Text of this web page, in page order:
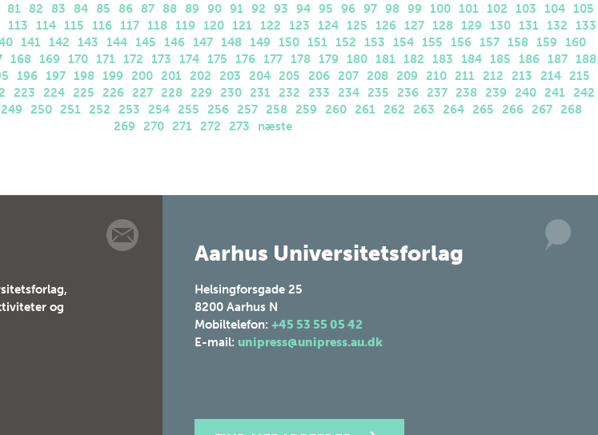
81 82 83 84 85 86 87 88 89 90 91 92 93 94 95 96 97 98 99 100 101 102 103 104 105
113 114 115 116 117 118 119 120 121 122 123 124 125 126 127 128 129 130 131 132
133
141 142 143 144 145 146 147 148 149 150 151 152 153 154 155 156 157 158 159 160
168 169 170 171 172 173 174 175 176 177 178 179 180 181 182 183 184 185 186 187 188
196 197 198 199 200 201 202 203 204 205 206 207 208 209 210 211 212 213 214 215
223 224 225 226 227 228 229 230 231 232 233 234 235 236 237 238 239 240 241 242
249 250 251 252 253 254 255 256 257 258 259 260 261 262 263 264 265 266 267 268
269 270 271 272 273 næste
og
Aarhus Universitetsforlag
Helsingforsgade 25
8200 Aarhus N
Mobiltelefon: +45 53 55 05 42
E-mail: unipress@unipress.au.dk